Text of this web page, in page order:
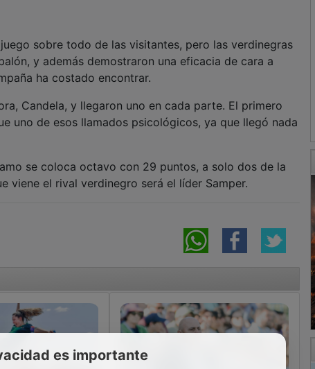
sobre todo de las visitantes, pero las verdinegras
y además demostraron una eficacia de cara a
ha costado encontrar.
Candela, y llegaron uno en cada parte. El primero
uno de esos llamados psicológicos, ya que llegó nada
se coloca octavo con 29 puntos, a solo dos de la
viene el rival verdinegro será el líder Samper.
es importante